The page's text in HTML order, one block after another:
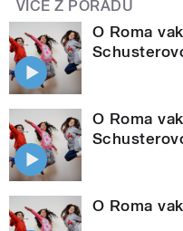
VÍCE Z POŘADU
O Roma
O Roma
O Roma